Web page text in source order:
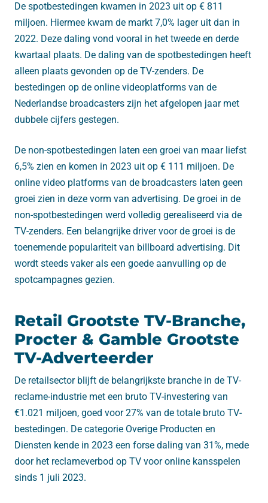
De spotbestedingen kwamen in 2023 uit op € 811
miljoen. Hiermee kwam de markt 7,0% lager uit dan in
2022. Deze daling vond vooral in het tweede en derde
kwartaal plaats. De daling van de spotbestedingen heeft
alleen plaats gevonden op de TV-zenders. De
bestedingen op de online videoplatforms van de
Nederlandse broadcasters zijn het afgelopen jaar met
dubbele cijfers gestegen.
De non-spotbestedingen laten een groei van maar liefst
6,5% zien en komen in 2023 uit op € 111 miljoen. De
online video platforms van de broadcasters laten geen
groei zien in deze vorm van advertising. De groei in de
non-spotbestedingen werd volledig gerealiseerd via de
TV-zenders. Een belangrijke driver voor de groei is de
toenemende populariteit van billboard advertising. Dit
wordt steeds vaker als een goede aanvulling op de
spotcampagnes gezien.
Retail Grootste TV-Branche,
Procter & Gamble Grootste
TV-Adverteerder
De retailsector blijft de belangrijkste branche in de TV-
reclame-industrie met een bruto TV-investering van
€1.021 miljoen, goed voor 27% van de totale bruto TV-
bestedingen. De categorie Overige Producten en
Diensten kende in 2023 een forse daling van 31%, mede
door het reclameverbod op TV voor online kansspelen
sinds 1 juli 2023.